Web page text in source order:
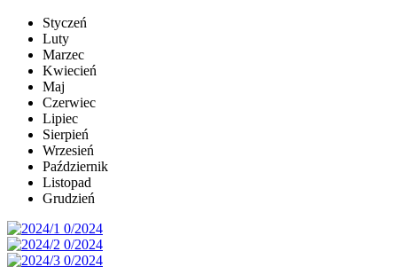
Styczeń
Luty
Marzec
Kwiecień
Maj
Czerwiec
Lipiec
Sierpień
Wrzesień
Październik
Listopad
Grudzień